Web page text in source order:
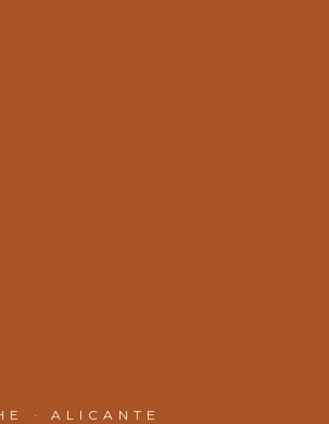
· ALICANTE